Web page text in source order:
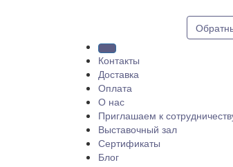
Контакты
Доставка
Оплата
О нас
Приглашаем к
Выставочный зал
Сертификаты
Блог